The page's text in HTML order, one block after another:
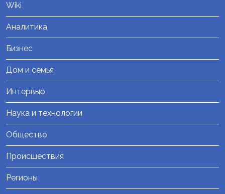
Wiki
Аналитика
Бизнес
Дом и семья
Интервью
Наука и технологии
Общество
Происшествия
Регионы